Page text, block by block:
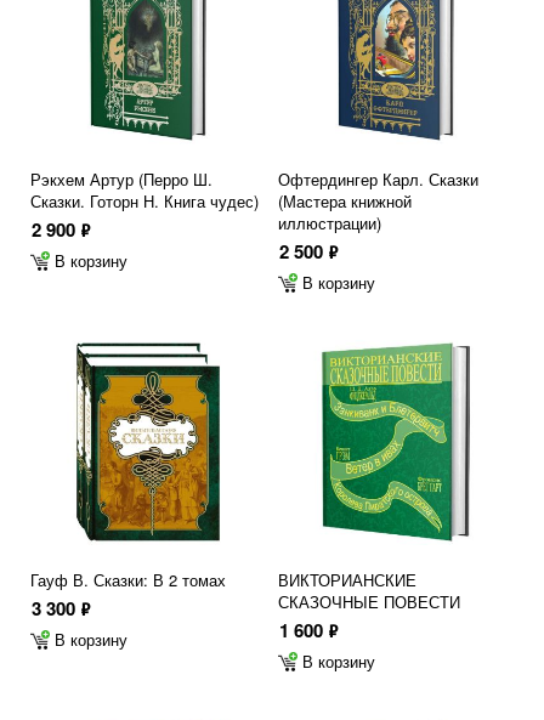
Рэкхем Артур (Перро Ш.
Сказки. Готорн Н. Книга чудес)
2 900 ф
В корзину
Офтердингер Карл. Сказки
(Мастера книжной
иллюстрации)
2 500 ф
В корзину
Гауф В. Сказки: В 2 томах
3 300 ф
В корзину
ВИКТОРИАНСКИЕ
СКАЗОЧНЫЕ ПОВЕСТИ
1 600 ф
В корзину